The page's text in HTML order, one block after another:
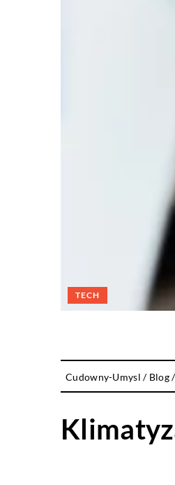
TECH
Cudowny-Umysl / Blog/